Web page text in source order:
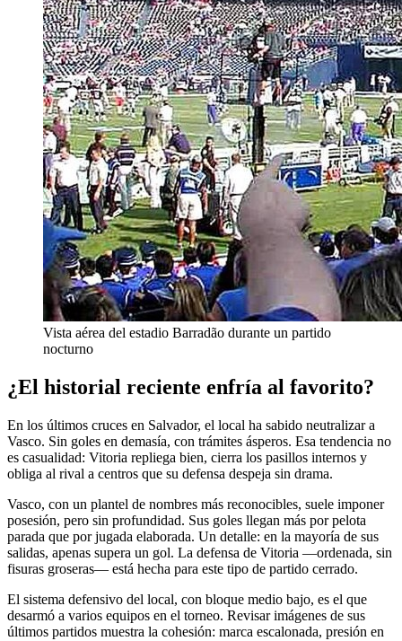
Vista aérea del estadio Barradão durante un partido
nocturno
¿El historial reciente enfría al favorito?
En los últimos cruces en Salvador, el local ha sabido neutralizar a
Vasco. Sin goles en demasía, con trámites ásperos. Esa tendencia no
es casualidad: Vitoria repliega bien, cierra los pasillos internos y
obliga al rival a centros que su defensa despeja sin drama.
Vasco, con un plantel de nombres más reconocibles, suele imponer
posesión, pero sin profundidad. Sus goles llegan más por pelota
parada que por jugada elaborada. Un detalle: en la mayoría de sus
salidas, apenas supera un gol. La defensa de Vitoria —ordenada, sin
fisuras groseras— está hecha para este tipo de partido cerrado.
El sistema defensivo del local, con bloque medio bajo, es el que
desarmó a varios equipos en el torneo. Revisar imágenes de sus
últimos partidos muestra la cohesión: marca escalonada, presión en